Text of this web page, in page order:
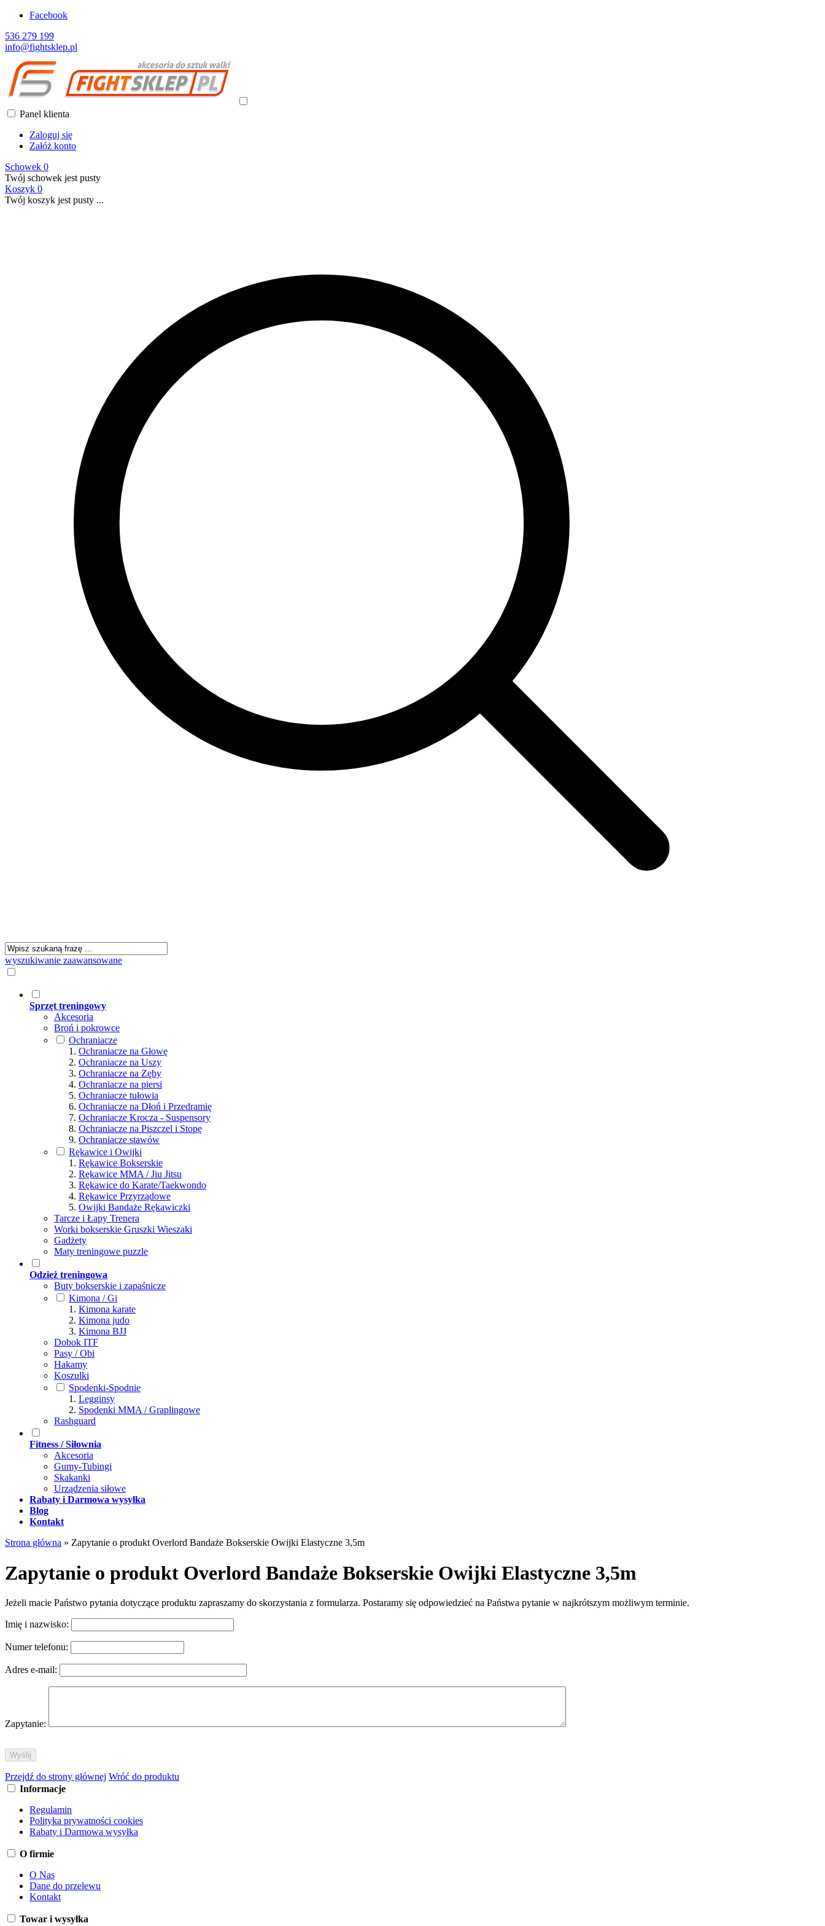
Facebook
536 279 199
info@fightsklep.pl
Panel klienta
Zaloguj się
Załóż konto
Schowek 0
Twój schowek jest pusty
Koszyk 0
Twój koszyk jest pusty ...
wyszukiwanie zaawansowane
Sprzęt treningowy
Akcesoria
Broń i pokrowce
Ochraniacze
Ochraniacze na Głowę
Ochraniacze na Uszy
Ochraniacze na Zęby
Ochraniacze na piersi
Ochraniacze tułowia
Ochraniacze na Dłoń i Przedramię
Ochraniacze Krocza - Suspensory
Ochraniacze na Piszczel i Stopę
Ochraniacze stawów
Rękawice i Owijki
Rękawice Bokserskie
Rękawice MMA / Jiu Jitsu
Rękawice do Karate/Taekwondo
Rękawice Przyrządowe
Owijki Bandaże Rękawiczki
Tarcze i Łapy Trenera
Worki bokserskie Gruszki Wieszaki
Gadżety
Maty treningowe puzzle
Odzież treningowa
Buty bokserskie i zapaśnicze
Kimona / Gi
Kimona karate
Kimona judo
Kimona BJJ
Dobok ITF
Pasy / Obi
Hakamy
Koszulki
Spodenki-Spodnie
Legginsy
Spodenki MMA / Graplingowe
Rashguard
Fitness / Siłownia
Akcesoria
Gumy-Tubingi
Skakanki
Urządzenia siłowe
Rabaty i Darmowa wysyłka
Blog
Kontakt
Strona główna » Zapytanie o produkt Overlord Bandaże Bokserskie Owijki Elastyczne 3,5m
Zapytanie o produkt Overlord Bandaże Bokserskie Owijki Elastyczne 3,5m
Jeżeli macie Państwo pytania dotyczące produktu zapraszamy do skorzystania z formularza. Postaramy się odpowiedzieć na Państwa pytanie w najkrótszym możliwym terminie.
Imię i nazwisko:
Numer telefonu:
Adres e-mail:
Zapytanie:
Przejdź do strony głównej Wróć do produktu
Informacje
Regulamin
Polityka prywatności cookies
Rabaty i Darmowa wysyłka
O firmie
O Nas
Dane do przelewu
Kontakt
Towar i wysyłka